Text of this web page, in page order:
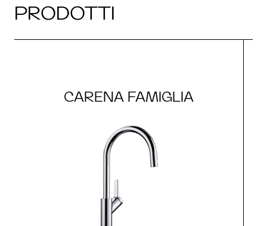
PRODOTTI
CARENA FAMIGLIA